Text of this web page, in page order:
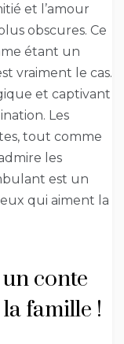
et l’amour
obscures. Ce
étant un
vraiment le cas.
et captivant
Les
tout comme
les
est un
qui aiment la
conte
famille !